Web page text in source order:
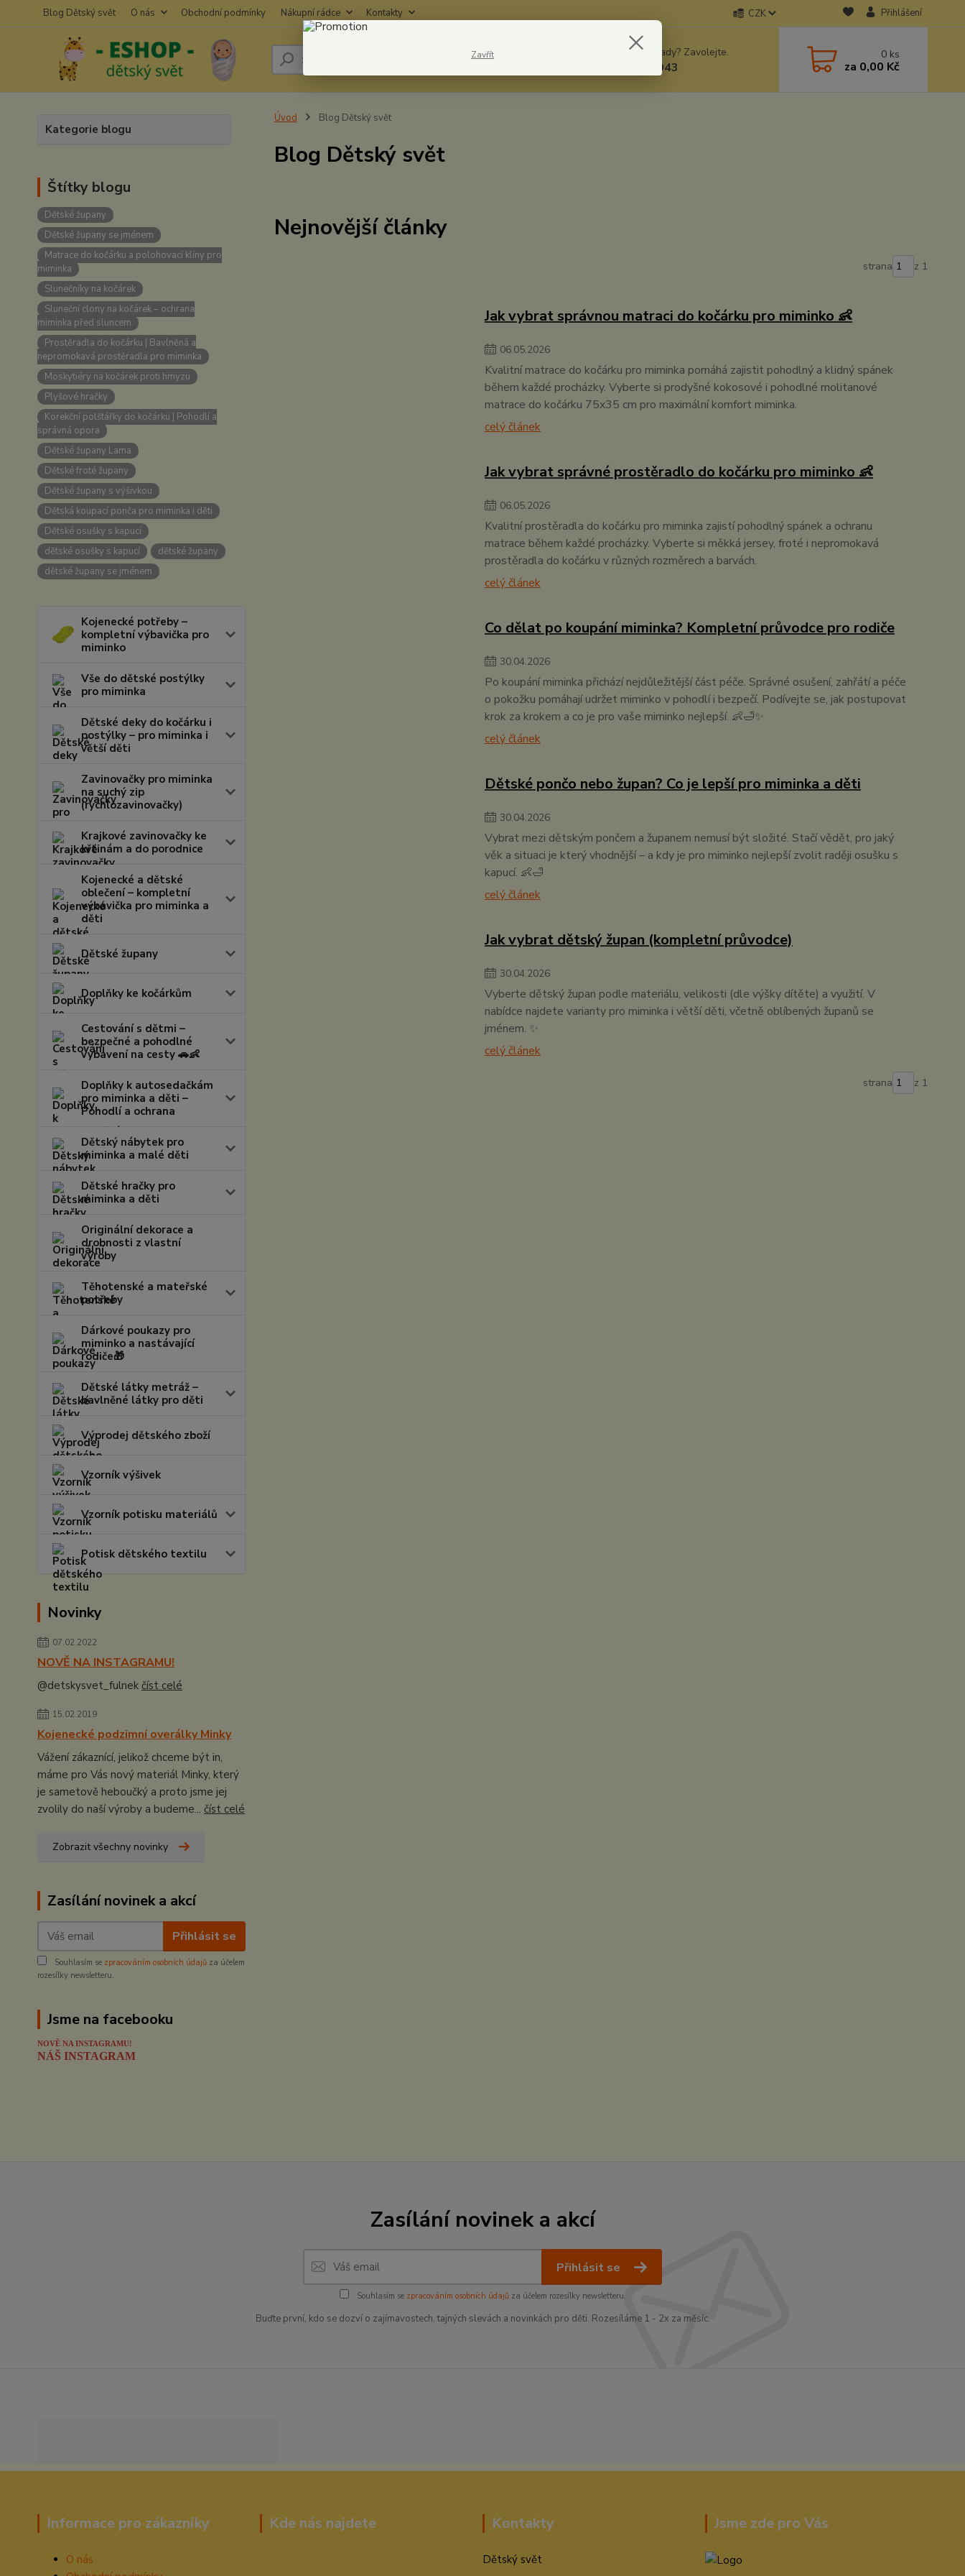
Blog Dětský svět O nás Obchodní podmínky Nákupní rádce Kontakty CZK Přihlášení
Hledat Nevíte si rady? Zavolejte.
604278943
0 ks
za 0,00 Kč
Kategorie blogu
Štítky blogu
Dětské župany
Dětské župany se jménem
Matrace do kočárku a polohovací klíny pro
miminka
Slunečníky na kočárek
Sluneční clony na kočárek – ochrana
miminka před sluncem
Prostěradla do kočárku | Bavlněná a
nepromokavá prostěradla pro miminka
Moskytiéry na kočárek proti hmyzu
Plyšové hračky
Korekční polštářky do kočárku | Pohodlí a
správná opora
Dětské župany Lama
Dětské froté župany
Dětské župany s výšivkou
Dětská koupací ponča pro miminka i děti
Dětské osušky s kapucí
dětské osušky s kapucí
dětské župany
dětské župany se jménem
Kojenecké potřeby –
kompletní výbavička pro
miminko
Vše do dětské postýlky
pro miminka
Dětské deky do kočárku i
postýlky – pro miminka i
větší děti
Zavinovačky pro miminka
na suchý zip
(rychlozavinovačky)
Krajkové zavinovačky ke
křtinám a do porodnice
Kojenecké a dětské
oblečení – kompletní
výbavička pro miminka a
děti
Dětské župany
Doplňky ke kočárkům
Cestování s dětmi –
bezpečné a pohodlné
vybavení na cesty 🚗👶
Doplňky k autosedačkám
pro miminka a děti –
Pohodlí a ochrana
Dětský nábytek pro
miminka a malé děti
Dětské hračky pro
miminka a děti
Originální dekorace a
drobnosti z vlastní
výroby
Těhotenské a mateřské
potřeby
Dárkové poukazy pro
miminko a nastávající
rodiče🎁
Dětské látky metráž –
bavlněné látky pro děti
Výprodej dětského zboží
Vzorník výšivek
Vzorník potisku materiálů
Potisk dětského textilu
Novinky
07.02.2022
NOVĚ NA INSTAGRAMU!
@detskysvet_fulnek číst celé
15.02.2019
Kojenecké podzimní overálky Minky
Vážení zákaznící, jelikož chceme být in,
máme pro Vás nový materiál Minky, který
je sametově heboučký a proto jsme jej
zvolily do naší výroby a budeme... číst celé
Zobrazit všechny novinky
Zasílání novinek a akcí
Přihlásit se
Souhlasím se zpracováním osobních údajů za účelem
rozesílky newsletteru.
Jsme na facebooku
NOVĚ NA INSTAGRAMU!
NÁŠ INSTAGRAM
Úvod Blog Dětský svět
Blog Dětský svět
Nejnovější články
strana z 1
Jak vybrat správnou matraci do kočárku pro miminko 👶
06.05.2026
Kvalitní matrace do kočárku pro miminka pomáhá zajistit pohodlný a klidný spánek
během každé procházky. Vyberte si prodyšné kokosové i pohodlné molitanové
matrace do kočárku 75x35 cm pro maximální komfort miminka.
celý článek
Jak vybrat správné prostěradlo do kočárku pro miminko 👶
06.05.2026
Kvalitní prostěradla do kočárku pro miminka zajistí pohodlný spánek a ochranu
matrace během každé procházky. Vyberte si měkká jersey, froté i nepromokavá
prostěradla do kočárku v různých rozměrech a barvách.
celý článek
Co dělat po koupání miminka? Kompletní průvodce pro rodiče
30.04.2026
Po koupání miminka přichází nejdůležitější část péče. Správné osušení, zahřátí a péče
o pokožku pomáhají udržet miminko v pohodlí i bezpečí. Podívejte se, jak postupovat
krok za krokem a co je pro vaše miminko nejlepší. 👶🛁✨
celý článek
Dětské pončo nebo župan? Co je lepší pro miminka a děti
30.04.2026
Vybrat mezi dětským pončem a županem nemusí být složité. Stačí vědět, pro jaký
věk a situaci je který vhodnější – a kdy je pro miminko nejlepší zvolit raději osušku s
kapucí. 👶🛁
celý článek
Jak vybrat dětský župan (kompletní průvodce)
30.04.2026
Vyberte dětský župan podle materiálu, velikosti (dle výšky dítěte) a využití. V
nabídce najdete varianty pro miminka i větší děti, včetně oblíbených županů se
jménem. ✨
celý článek
strana z 1
Zasílání novinek a akcí
Přihlásit se
Souhlasím se zpracováním osobních údajůza účelem rozesílky newsletteru.
Buďte první, kdo se dozví o zajímavostech, tajných slevách a novinkách pro děti. Rozesíláme 1 - 2x za měsíc.
Informace pro zákazníky
O nás
Kde nás najdete Kontakty
Dětský svět
Jsme zde pro Vás
Zavřít